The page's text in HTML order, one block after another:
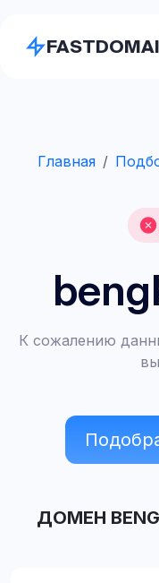
Главная
К сожалению
ДОМЕН